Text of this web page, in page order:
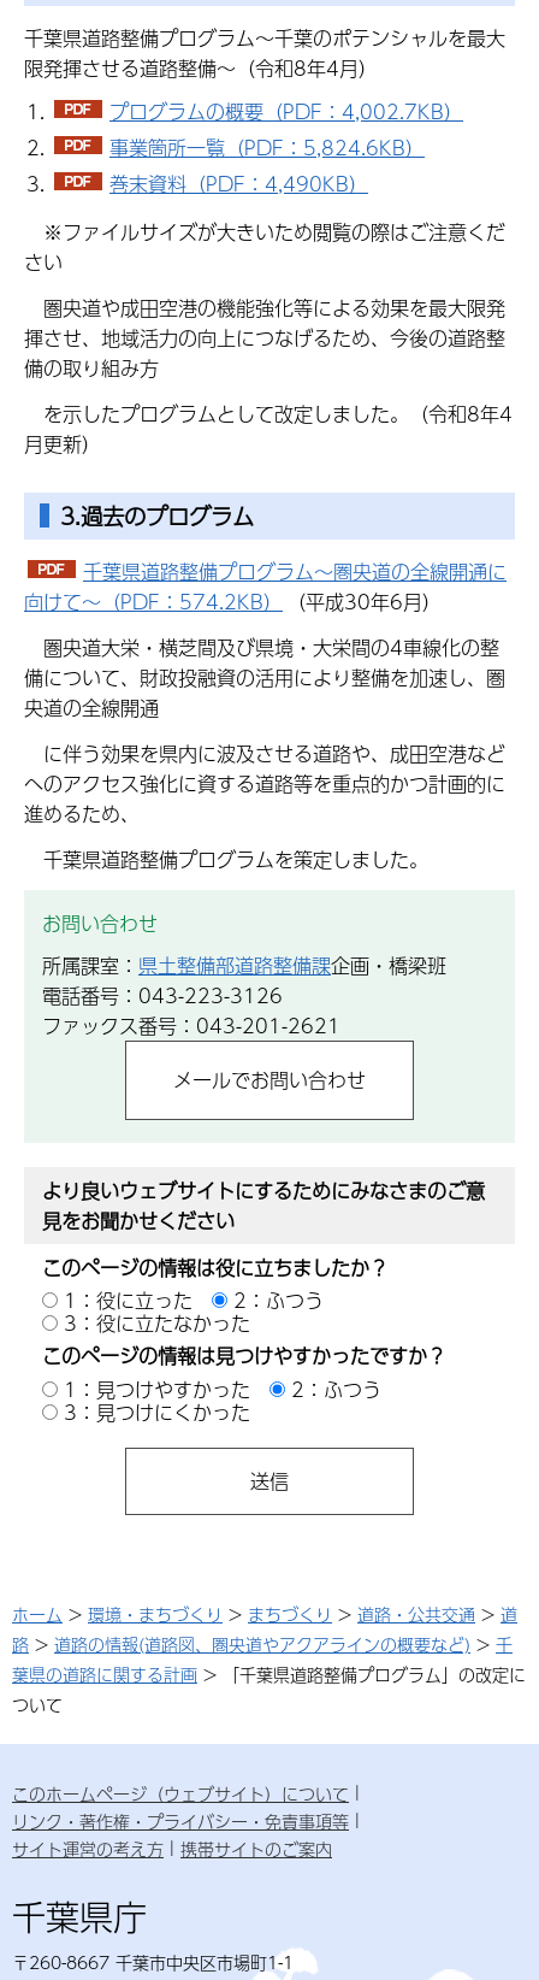
千葉県道路整備プログラム～千葉のポテンシャルを最大
限発揮させる道路整備～（令和8年4月）
プログラムの概要（PDF：4,002.7KB）
事業箇所一覧（PDF：5,824.6KB）
巻末資料（PDF：4,490KB）
※ファイルサイズが大きいため閲覧の際はご注意くだ
さい
圏央道や成田空港の機能強化等による効果を最大限発
揮させ、地域活力の向上につなげるため、今後の道路整
備の取り組み方
を示したプログラムとして改定しました。（令和8年4
月更新）
3.過去のプログラム
千葉県道路整備プログラム～圏央道の全線開通に
向けて～（PDF：574.2KB）
（平成30年6月）
圏央道大栄・横芝間及び県境・大栄間の4車線化の整
備について、財政投融資の活用により整備を加速し、圏
央道の全線開通
に伴う効果を県内に波及させる道路や、成田空港など
へのアクセス強化に資する道路等を重点的かつ計画的に
進めるため、
千葉県道路整備プログラムを策定しました。
お問い合わせ
所属課室： 県土整備部道路整備課企画・橋梁班
電話番号：043-223-3126
ファックス番号：043-201-2621
より良いウェブサイトにするためにみなさまのご意
見をお聞かせください
このページの情報は役に立ちましたか？
1：役に立った
2：ふつう
3：役に立たなかった
このページの情報は見つけやすかったですか？
1：見つけやすかった
2：ふつう
3：見つけにくかった
ホーム > 環境・まちづくり > まちづくり > 道路・公共交通 > 道
路 > 道路の情報(道路図、圏央道やアクアラインの概要など) > 千
葉県の道路に関する計画 > 「千葉県道路整備プログラム」の改定に
ついて
このホームページ（ウェブサイト）について
リンク・著作権・プライバシー・免責事項等
サイト運営の考え方
携帯サイトのご案内
千葉県庁
〒260-8667 千葉市中央区市場町1-1